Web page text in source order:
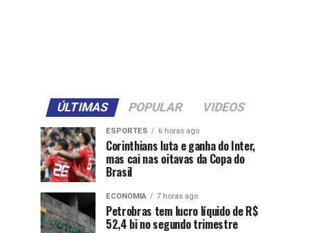
ÚLTIMAS POPULAR VIDEOS
ESPORTES 6 horas ago
Corinthians luta e ganha do Inter,
mas cai nas oitavas da Copa do
Brasil
ECONOMIA 7 horas ago
Petrobras tem lucro líquido de R$
52,4 bi no segundo trimestre